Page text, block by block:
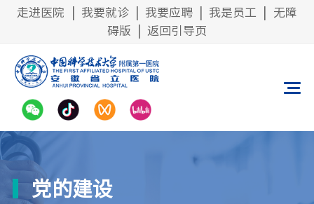
走进医院 我要就诊 我要应聘 我是员工
无障
碍版
返回引导页
党的建设